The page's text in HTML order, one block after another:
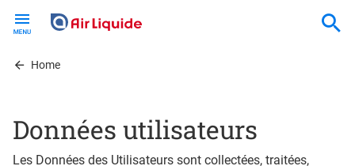
contentHome
Données utilisateurs
Les Données des Utilisateurs sont collectées, traitées,